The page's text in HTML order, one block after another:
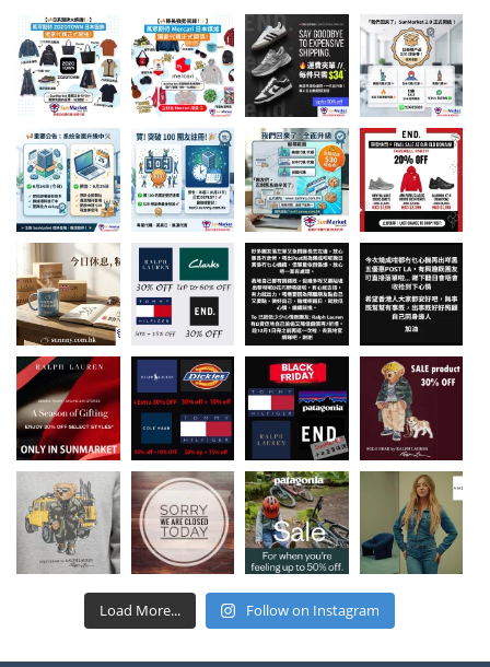
Load More... Follow on Instagram